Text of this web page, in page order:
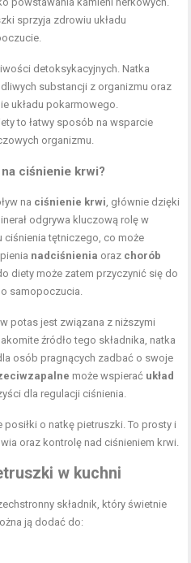
sprzyja zdrowiu układu
detoksykacyjnych. Natka
substancji z organizmu oraz
układu pokarmowego.
to łatwy sposób na wsparcie
organizmu.
ciśnienie krwi?
na ciśnienie krwi , głównie dzięki
odgrywa kluczową rolę w
ciśnienia tętniczego, co może
nadciśnienia oraz chorób
diety może zatem przyczynić się do
samopoczucia.
potas jest związana z niższymi
źródło tego składnika, natka
osób pragnących zadbać o swoje
może wspierać układ
dla regulacji ciśnienia.
o natkę pietruszki. To prosty i
oraz kontrolę nad ciśnieniem krwi.
w kuchni
składnik, który świetnie
ją dodać do: